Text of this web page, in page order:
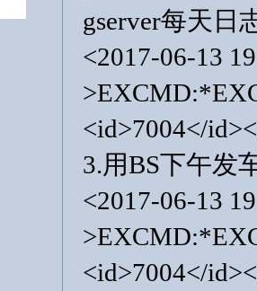
gserver每天日
<2017-06-13
<id>7004</
3.用BS下午发
<2017-06-13
<id>7004</